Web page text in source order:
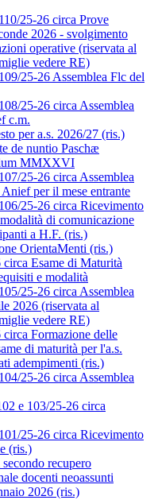
25-26 circa Prove
2026 - svolgimento
operative (riservata al
vedere RE)
25-26 Assemblea Flc del
25-26 circa Assemblea
c.m.
per a.s. 2026/27 (ris.)
de nuntio Paschæ
MMXXVI
25-26 circa Assemblea
per il mese entrante
25-26 circa Ricevimento
di comunicazione
a H.F. (ris.)
OrientaMenti (ris.)
Esame di Maturità
e modalità
25-26 circa Assemblea
2026 (riservata al
vedere RE)
Formazione delle
di maturità per l'a.s.
adempimenti (ris.)
25-26 circa Assemblea
e 103/25-26 circa
25-26 circa Ricevimento
(ris.)
recupero
docenti neoassunti
2026 (ris.)